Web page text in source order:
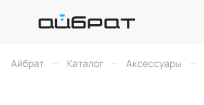
Айбрат – Каталог – Аксессуары –